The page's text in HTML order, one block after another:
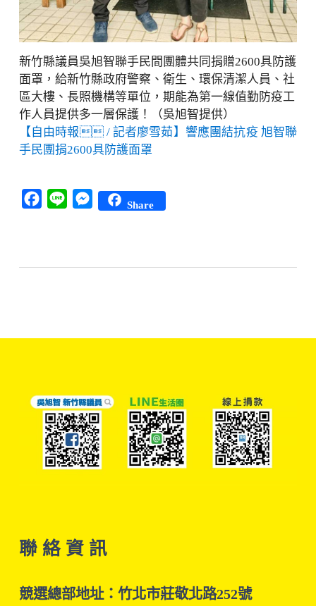
新竹縣議員吳旭智聯手民間團體共同捐贈2600具防護
面罩，給新竹縣政府警察、衛生、環保清潔人員、社
區大樓、長照機構等單位，期能為第一線值勤防疫工
作人員提供多一層保護！（吳旭智提供）
【自由時報 / 記者廖雪茹】響應團結抗疫 旭智聯
手民團捐2600具防護面罩
Facebook
Line Messenger
Share
聯 絡 資 訊
競選總部地址：竹北市莊敬北路252號